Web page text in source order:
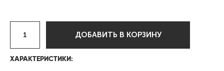
ДОБАВИТЬ В КОРЗИНУ
ХАРАКТЕРИСТИКИ: